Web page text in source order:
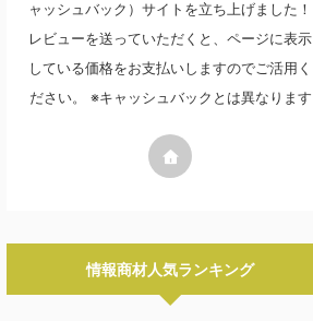
ャッシュバック）サイトを立ち上げました！
レビューを送っていただくと、ページに表示
している価格をお支払いしますのでご活用く
ださい。 ※キャッシュバックとは異なります
情報商材人気ランキング